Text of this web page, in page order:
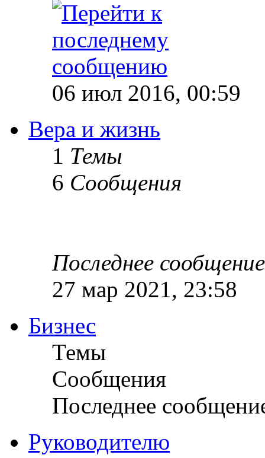
06 июл 2016, 00:59
Вера и жизнь
1 Темы
6 Сообщения
Последнее сообщение
27 мар 2021, 23:58
Бизнес
Темы
Сообщения
Последнее
Руководителю